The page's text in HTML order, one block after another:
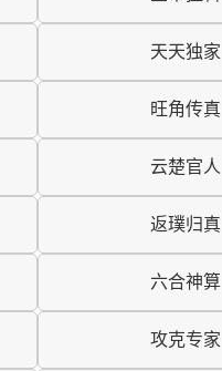
天天独家
旺角传真
云楚官人
返璞归真
六合神算
攻克专家